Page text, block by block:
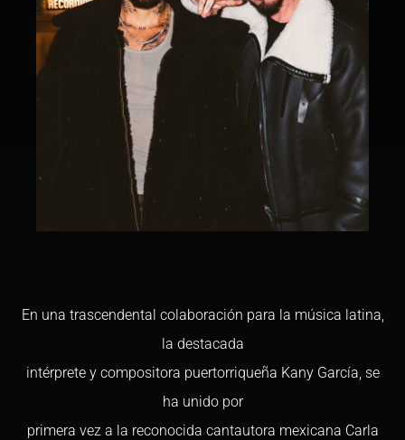
En una trascendental colaboración para la música latina,
la destacada
intérprete y compositora puertorriqueña Kany García, se
ha unido por
primera vez a la reconocida cantautora mexicana Carla